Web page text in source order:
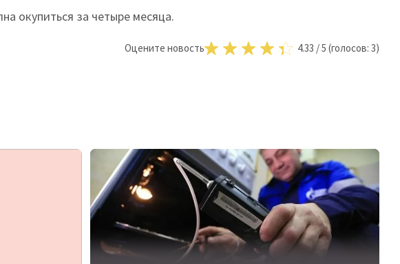
окупиться за четыре месяца.
Оцените новость 4.33 /5 (голосов: 3)